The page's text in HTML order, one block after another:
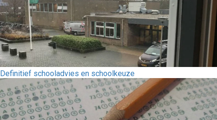
Definitief schooladvies en schoolkeuze